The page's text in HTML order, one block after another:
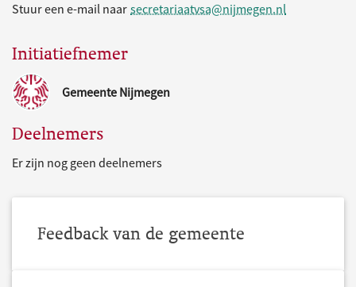
Stuur een e-mail naar secretariaatvsa@nijmegen.nl
Initiatiefnemer
Gemeente Nijmegen
Deelnemers
Er zijn nog geen deelnemers
Feedback van de gemeente